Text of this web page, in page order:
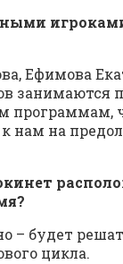
Ефимова
занимаются
программам,
нам на
– будет
цикла.